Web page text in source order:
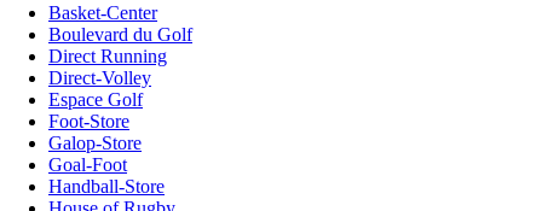
Basket-Center
Boulevard du Golf
Direct Running
Direct-Volley
Espace Golf
Foot-Store
Galop-Store
Goal-Foot
Handball-Store